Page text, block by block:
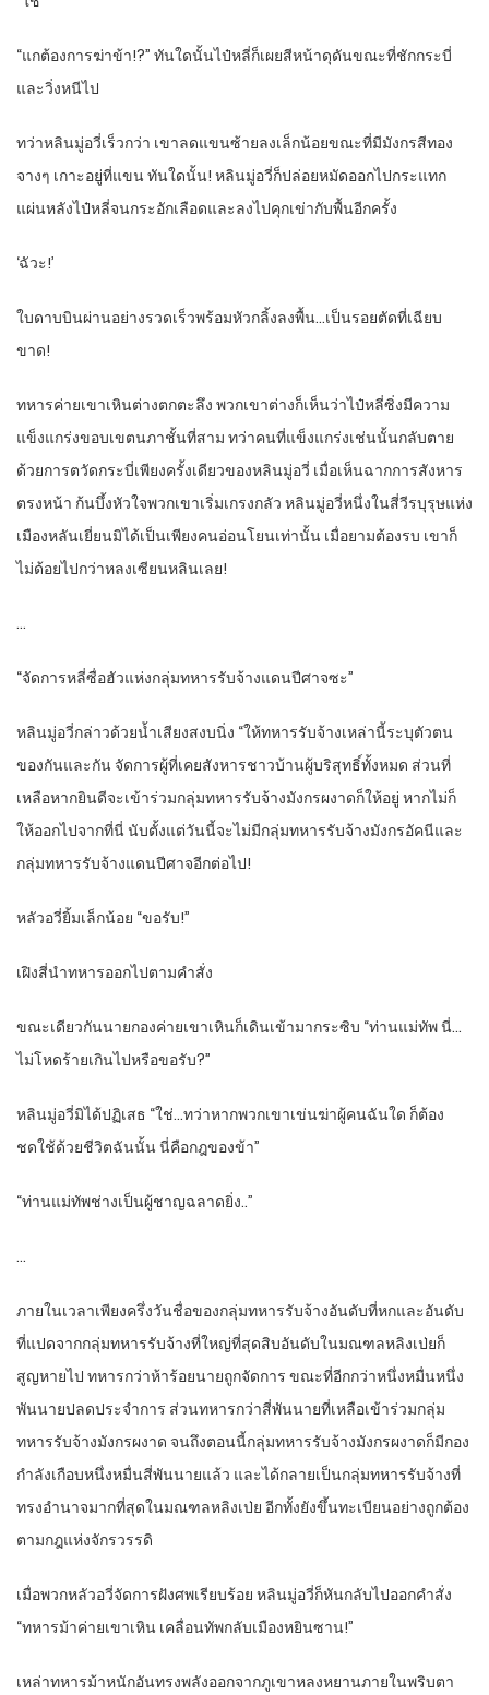
“แกต้องการฆ่าข้า!?” ทันใดนั้นไป๋หลี่ก็เผยสีหน้าดุดันขณะที่ชักกระบี่
และวิ่งหนีไป
ทว่าหลินมู่อวี่เร็วกว่า เขาลดแขนซ้ายลงเล็กน้อยขณะที่มีมังกรสีทอง
จางๆ เกาะอยู่ที่แขน ทันใดนั้น! หลินมู่อวี่ก็ปล่อยหมัดออกไปกระแทก
แผ่นหลังไป๋หลี่จนกระอักเลือดและลงไปคุกเข่ากับพื้นอีกครั้ง
‘ฉัวะ!’
ใบดาบบินผ่านอย่างรวดเร็วพร้อมหัวกลิ้งลงพื้น…เป็นรอยตัดที่เฉียบ
ขาด!
ทหารค่ายเขาเหินต่างตกตะลึง พวกเขาต่างก็เห็นว่าไป๋หลี่ซิ่งมีความ
แข็งแกร่งขอบเขตนภาชั้นที่สาม ทว่าคนที่แข็งแกร่งเช่นนั้นกลับตาย
ด้วยการตวัดกระบี่เพียงครั้งเดียวของหลินมู่อวี่ เมื่อเห็นฉากการสังหาร
ตรงหน้า ก้นบึ้งหัวใจพวกเขาเริ่มเกรงกลัว หลินมู่อวี่หนึ่งในสี่วีรบุรุษแห่ง
เมืองหลันเยี่ยนมิได้เป็นเพียงคนอ่อนโยนเท่านั้น เมื่อยามต้องรบ เขาก็
ไม่ด้อยไปกว่าหลงเซียนหลินเลย!
…
“จัดการหลี่ซื่อฮัวแห่งกลุ่มทหารรับจ้างแดนปีศาจซะ”
หลินมู่อวี่กล่าวด้วยน้ำเสียงสงบนิ่ง “ให้ทหารรับจ้างเหล่านี้ระบุตัวตน
ของกันและกัน จัดการผู้ที่เคยสังหารชาวบ้านผู้บริสุทธิ์ทั้งหมด ส่วนที่
เหลือหากยินดีจะเข้าร่วมกลุ่มทหารรับจ้างมังกรผงาดก็ให้อยู่ หากไม่ก็
ให้ออกไปจากที่นี่ นับตั้งแต่วันนี้จะไม่มีกลุ่มทหารรับจ้างมังกรอัคนีและ
กลุ่มทหารรับจ้างแดนปีศาจอีกต่อไป!
หลัวอวี่ยิ้มเล็กน้อย “ขอรับ!”
เฝิงสี่นำทหารออกไปตามคำสั่ง
ขณะเดียวกันนายกองค่ายเขาเหินก็เดินเข้ามากระซิบ “ท่านแม่ทัพ นี่…
ไม่โหดร้ายเกินไปหรือขอรับ?”
หลินมู่อวี่มิได้ปฏิเสธ “ใช่…ทว่าหากพวกเขาเข่นฆ่าผู้คนฉันใด ก็ต้อง
ชดใช้ด้วยชีวิตฉันนั้น นี่คือกฎของข้า”
“ท่านแม่ทัพช่างเป็นผู้ชาญฉลาดยิ่ง..”
…
ภายในเวลาเพียงครึ่งวันชื่อของกลุ่มทหารรับจ้างอันดับที่หกและอันดับ
ที่แปดจากกลุ่มทหารรับจ้างที่ใหญ่ที่สุดสิบอันดับในมณฑลหลิงเป่ยก็
สูญหายไป ทหารกว่าห้าร้อยนายถูกจัดการ ขณะที่อีกกว่าหนึ่งหมื่นหนึ่ง
พันนายปลดประจำการ ส่วนทหารกว่าสี่พันนายที่เหลือเข้าร่วมกลุ่ม
ทหารรับจ้างมังกรผงาด จนถึงตอนนี้กลุ่มทหารรับจ้างมังกรผงาดก็มีกอง
กำลังเกือบหนึ่งหมื่นสี่พันนายแล้ว และได้กลายเป็นกลุ่มทหารรับจ้างที่
ทรงอำนาจมากที่สุดในมณฑลหลิงเป่ย อีกทั้งยังขึ้นทะเบียนอย่างถูกต้อง
ตามกฎแห่งจักรวรรดิ
เมื่อพวกหลัวอวี่จัดการฝังศพเรียบร้อย หลินมู่อวี่ก็หันกลับไปออกคำสั่ง
“ทหารม้าค่ายเขาเหิน เคลื่อนทัพกลับเมืองหยินซาน!”
เหล่าทหารม้าหนักอันทรงพลังออกจากภูเขาหลงหยานภายในพริบตา